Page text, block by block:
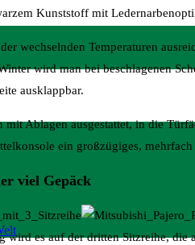
Kunststoff mit
wechselnden Temperaturen
wird man bei beschlagenen
ausklappbar.
mit Ablagen ausgestattet, in die
ein großzügiges, mehrfach
viel Gepäck
wird es auf der dritten Sitzreihe,